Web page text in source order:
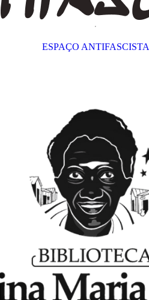
ESPAÇO ANTIFASCISTA